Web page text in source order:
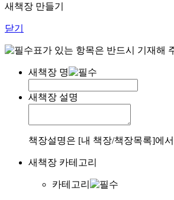
새책장 만들기
닫기
표가 있는 항목은 반드시 기재해
새책장 명
새책장 설명
책장설명은 [내 책장/책장목록]에
새책장 카테고리
카테고리